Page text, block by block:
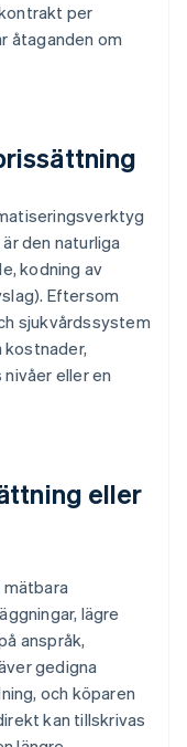
per
åtaganden om
den naturliga
kodning av
Eftersom
sjukvårdssystem
kostnader,
eller en
eller
lägre
anspråk,
gedigna
och köparen
kan tillskrivas